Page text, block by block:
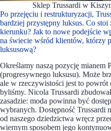
Sklep Trussardi w
Po przejęciu i restrukturyzacji,
bardziej przystępny luksus. Co stoi
kierunku? Jak to nowe podejście
na świecie wśród klientów, którzy
luksusową?
Określamy naszą pozycję mianem
(progresywnego luksusu). Może
ale w rzeczywistości jest to powrót
byliśmy. Nicola Trussardi
zasadzie: moda powinna być
wybranych. Dostępność Trussardi
od naszego dziedzictwa wręcz
wiernym sposobem jego